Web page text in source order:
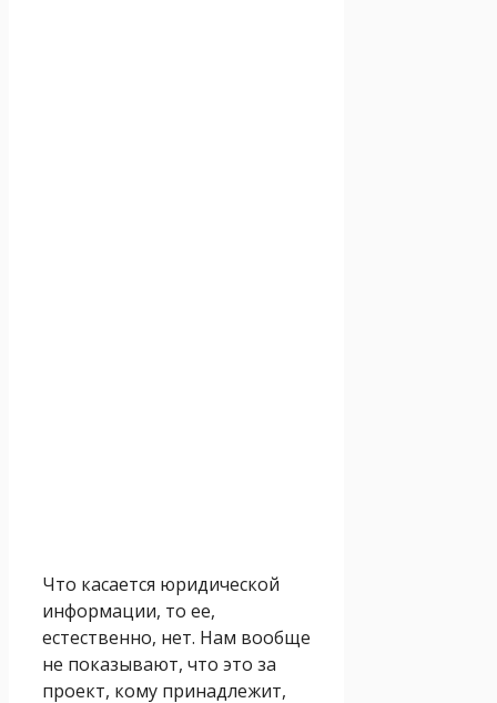
Что касается юридической
информации, то ее,
естественно, нет. Нам вообще
не показывают, что это за
проект, кому принадлежит,